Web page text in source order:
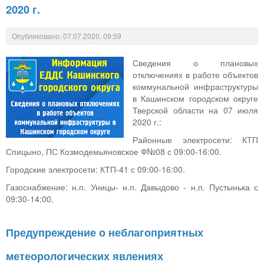
2020 г.
Опубликовано: 07.07.2020, 09:59
Сведения о плановых
отключениях в работе объектов
коммунальной инфраструктуры
в Кашинском городском округе
Тверской области на 07 июля
2020 г.:
Районные электросети: КТП
Спицыно, ПС Козмодемьяновское Ф№08 с 09:00-16:00.
Городские электросети: КТП-41 с 09:00-16:00.
Газоснабжение: н.п. Уницы- н.п. Давыдово - н.п. Пустынька с
09:30-14:00.
Предупреждение о неблагоприятных
метеорологических явлениях